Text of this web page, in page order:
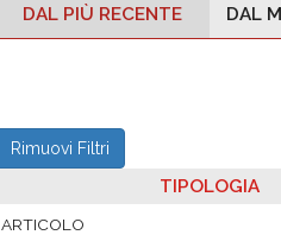
DAL PIÙ RECENTE DAL
Rimuovi Filtri
TIPOLOGIA
ARTICOLO